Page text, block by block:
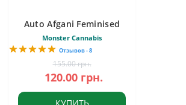
Auto Afgani Feminised
Monster Cannabis
Отзывов - 8
155.00 грн.
120.00 грн.
КУПИТЬ